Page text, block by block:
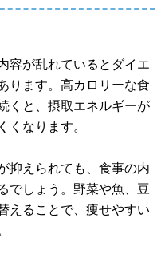
容が乱れているとダイエ
ります。高カロリーな食
くと、摂取エネルギーが
くなります。
抑えられても、食事の内
でしょう。野菜や魚、豆
えることで、痩せやすい